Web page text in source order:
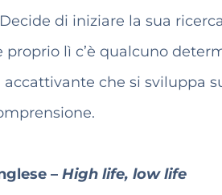
di iniziare la sua
proprio lì c’è qualcuno
accattivante che si sviluppa
– High life, low life